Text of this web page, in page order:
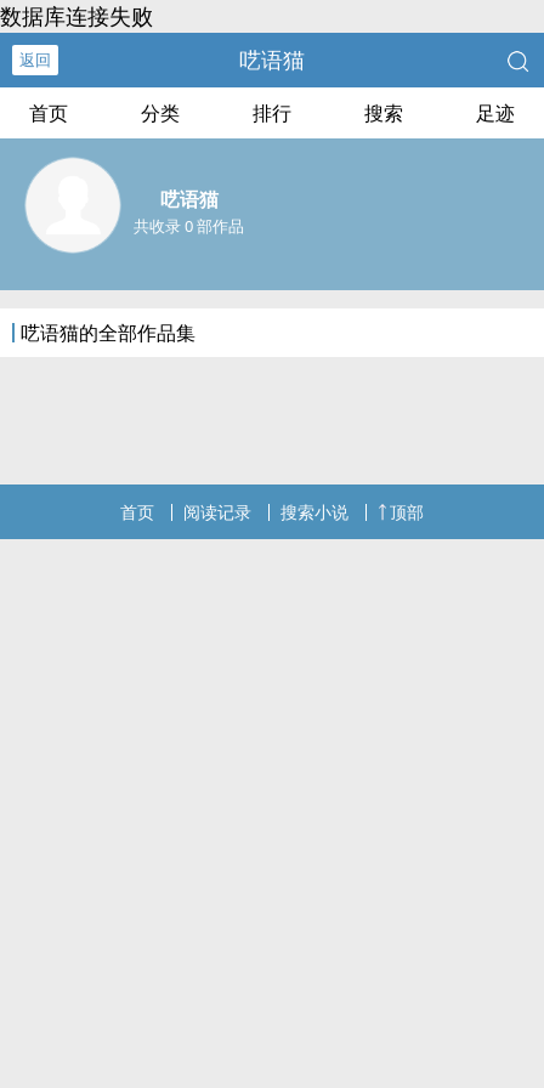
数据库连接失败
返回 呓语猫
首页 分类 排行 搜索 足迹
呓语猫
共收录 0 部作品
呓语猫的全部作品集
首页 阅读记录 搜索小说 顶部